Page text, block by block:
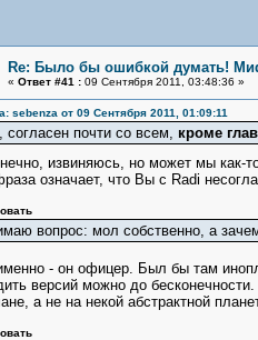
Re: Было бы ошибкой думать!
« Ответ #41 :09 Сентября 2011, 03:48:36 »
sebenza от 09 Сентября 2011, 01:09:11
согласен почти со всем, кроме
извиняюсь, но может мы как-
означает, что Вы с Radi
вопрос: мол собственно, а
- он офицер. Был бы там
версий можно до
а не на некой абстрактной